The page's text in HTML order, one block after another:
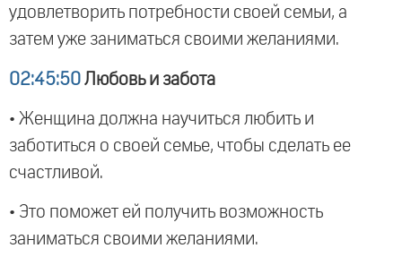
удовлетворить потребности своей семьи, а
затем уже заниматься своими желаниями.
02:45:50 Любовь и забота
• Женщина должна научиться любить и
заботиться о своей семье, чтобы сделать ее
счастливой.
• Это поможет ей получить возможность
заниматься своими желаниями.